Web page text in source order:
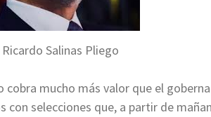
Ricardo Salinas Pliego
mucho más valor que el
con selecciones que, a partir de